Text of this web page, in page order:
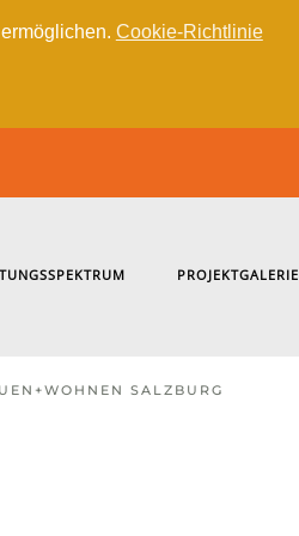
Cookie-Richtlinie
PROJEKTGALERIE
SALZBURG